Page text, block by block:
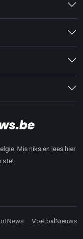
Mis niks en lees hier
VoetbalNieuws